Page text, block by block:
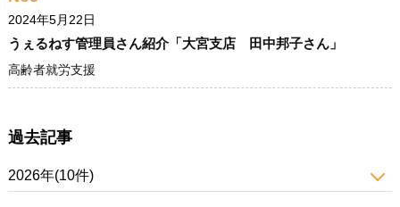
2024年5月22日
うぇるねす管理員さん紹介「大宮支店 田中邦子さん」
高齢者就労支援
過去記事
2026年(10件)